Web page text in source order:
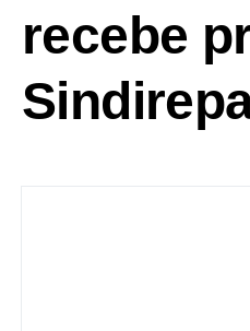
recebe